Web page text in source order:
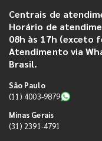
Centrais de
Horário de
08h às 17h (exceto
Atendimento via
Brasil.
São Paulo
(11) 4003-9879
Minas Gerais
(31) 2391-4791